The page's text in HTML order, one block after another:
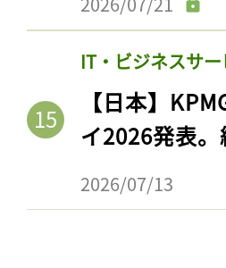
IT・ビジネスサ
【日本】
イ2026発表
2026/07/13